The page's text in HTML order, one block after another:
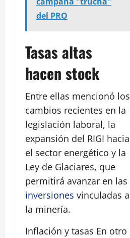
del PRO
Tasas altas
hacen stock
Entre ellas mencionó los
cambios recientes en la
legislación laboral, la
expansión del RIGI hacia
el sector energético y la
Ley de Glaciares, que
permitirá avanzar en las
inversiones vinculadas a
la minería.
Inflación y tasas En otro